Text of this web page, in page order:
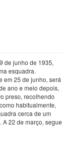
de junho de 1935,
esquadra.
em 25 de junho, será
ano e meio depois,
preso, recolhendo
habitualmente,
cerca de um
22 de março, segue